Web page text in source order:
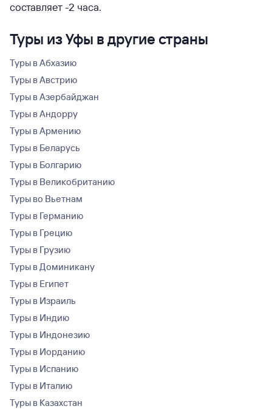
составляет -2 часа.
Туры из Уфы в другие страны
Туры в Абхазию
Туры в Австрию
Туры в Азербайджан
Туры в Андорру
Туры в Армению
Туры в Беларусь
Туры в Болгарию
Туры в Великобританию
Туры во Вьетнам
Туры в Германию
Туры в Грецию
Туры в Грузию
Туры в Доминикану
Туры в Египет
Туры в Израиль
Туры в Индию
Туры в Индонезию
Туры в Иорданию
Туры в Испанию
Туры в Италию
Туры в Казахстан